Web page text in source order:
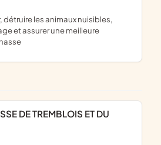
et assurer une meilleure